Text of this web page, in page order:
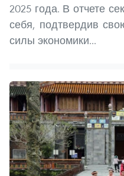
2025 года. В отчете
себя, подтвердив
силы экономики...